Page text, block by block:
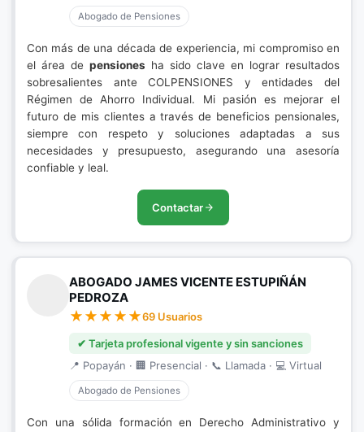
Abogado de Pensiones
Con más de una década de experiencia, mi compromiso en
el área de pensiones ha sido clave en lograr resultados
sobresalientes ante COLPENSIONES y entidades del
Régimen de Ahorro Individual. Mi pasión es mejorar el
futuro de mis clientes a través de beneficios pensionales,
siempre con respeto y soluciones adaptadas a sus
necesidades y presupuesto, asegurando una asesoría
confiable y leal.
Contactar
ABOGADO JAMES VICENTE ESTUPIÑÁN
PEDROZA
69 Usuarios
✔ Tarjeta profesional vigente y sin sanciones
📍 Popayán · 🏢 Presencial · 📞 Llamada · 💻 Virtual
Abogado de Pensiones
Con una sólida formación en Derecho Administrativo y